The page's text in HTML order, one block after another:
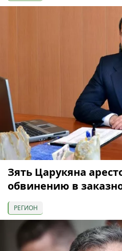
Зять Царукяна
обвинению в
РЕГИОН